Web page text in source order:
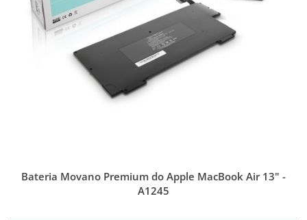
Bateria Movano Premium do Apple MacBook Air 13" -
A1245